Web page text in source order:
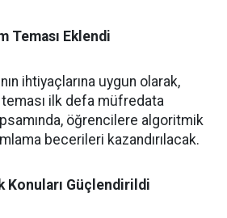
Teması Eklendi
ihtiyaçlarına uygun olarak,
ilk defa müfredata
öğrencilere algoritmik
becerileri kazandırılacak.
Konuları Güçlendirildi